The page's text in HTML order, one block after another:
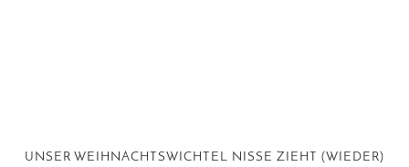
UNSER WEIHNACHTSWICHTEL NISSE ZIEHT (WIEDER)